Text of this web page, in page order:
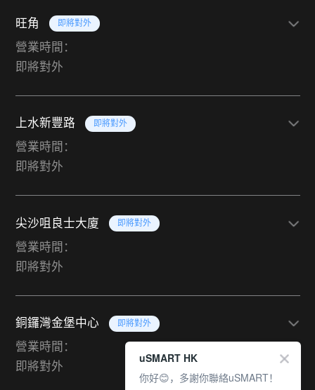
旺角 即將對外
營業時間：
即將對外
上水新豐路 即將對外
營業時間：
即將對外
尖沙咀良士大廈 即將對外
營業時間：
即將對外
銅鑼灣金堡中心 即將對外
營業時間：
即將對外
uSMART HK
你好😊，多謝你聯絡uSMART！